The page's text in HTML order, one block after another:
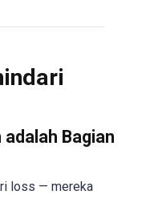
adalah Bagian
loss — mereka